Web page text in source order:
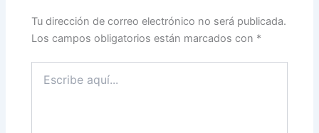
Tu dirección de correo electrónico no será publicada.
Los campos obligatorios están marcados con *
aquí...